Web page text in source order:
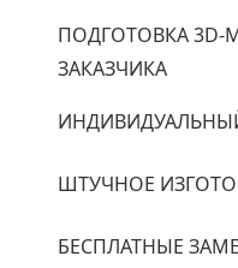
ПОДГОТОВКА
ЗАКАЗЧИКА
ШТУЧНОЕ
БЕСПЛАТНЫЕ